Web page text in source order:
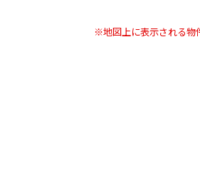
※地図上に表示される物